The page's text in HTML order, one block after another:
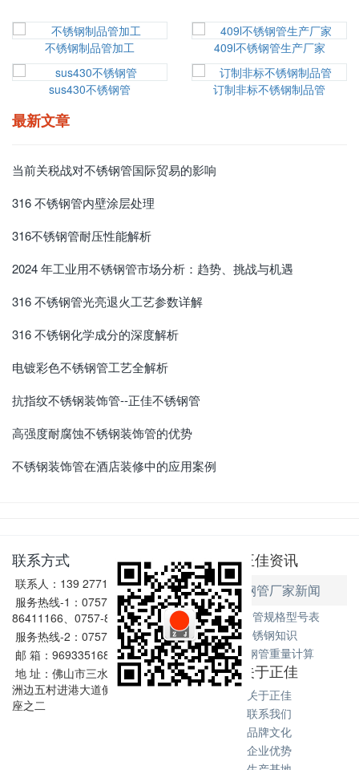
不锈钢制品管加工 409l不锈钢管生产厂家
sus430不锈钢管 订制非标不锈钢制品管
最新文章
当前关税战对不锈钢管国际贸易的影响
316 不锈钢管内壁涂层处理
316不锈钢管耐压性能解析
2024 年工业用不锈钢管市场分析：趋势、挑战与机遇​
316 不锈钢管光亮退火工艺参数详解
316 不锈钢化学成分的深度解析
电镀彩色不锈钢管工艺全解析
抗指纹不锈钢装饰管--正佳不锈钢管
高强度耐腐蚀不锈钢装饰管的优势
不锈钢装饰管在酒店装修中的应用案例
联系方式
联系人：139 2771 6167
服务热线-1：0757-
86411166、0757-86411128
服务热线-2：0757-86602198
邮 箱：969335168@qq.com
地 址：佛山市三水区西南街道
洲边五村进港大道侧和坑1号2
座之二
正佳资讯
不锈钢管厂家新闻
不锈钢管规格型号表
不锈钢知识
不锈钢管重量计算
关于正佳
关于正佳
联系我们
品牌文化
企业优势